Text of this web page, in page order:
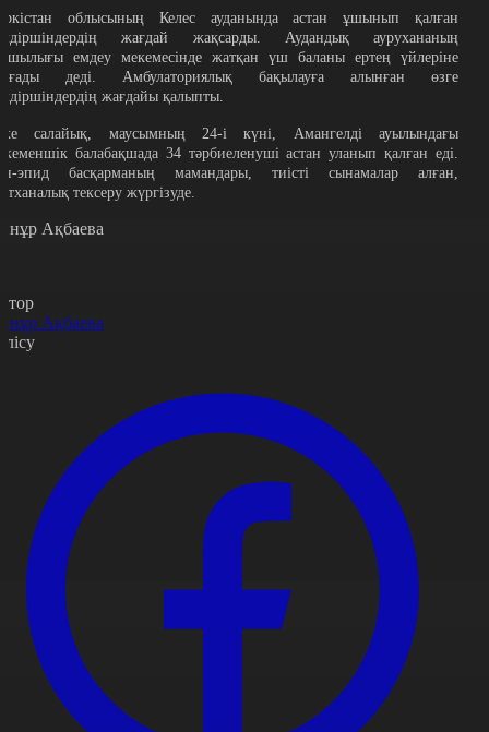
облысының Келес ауданында астан ұшынып қалған
жағдай жақсарды. Аудандық аурухананың
емдеу мекемесінде жатқан үш баланы ертең үйлеріне
деді. Амбулаториялық бақылауға алынған өзге
жағдайы қалыпты.
салайық, маусымның 24-і күні, Амангелді ауылындағы
балабақшада 34 тәрбиеленуші астан уланып қалған еді.
эпид басқарманың мамандары, тиісті сынамалар алған,
тексеру жүргізуде.
Ақбаева
Ақбаева